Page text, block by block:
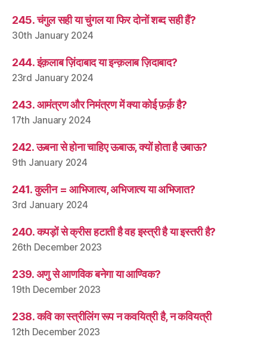
245. चंगुल सही या चुंगल या फिर दोनों शब्द सही हैं?
30th January 2024
244. इंक़लाब ज़िंदाबाद या इन्क़लाब ज़िदाबाद?
23rd January 2024
243. आमंत्रण और निमंत्रण में क्या कोई फ़र्क़ है?
17th January 2024
242. ऊबना से होना चाहिए ऊबाऊ, क्यों होता है उबाऊ?
9th January 2024
241. कुलीन = आभिजात्य, अभिजात्य या अभिजात?
3rd January 2024
240. कपड़ों से क्रीस हटाती है वह इस्त्री है या इस्तरी है?
26th December 2023
239. अणु से आणविक बनेगा या आण्विक?
19th December 2023
238. कवि का स्त्रीलिंग रूप न कवयित्री है, न कवियत्री
12th December 2023